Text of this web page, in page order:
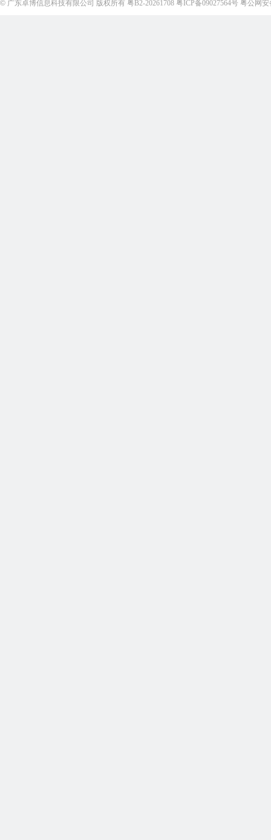
© 广东卓博信息科技有限公司 版权所有 粤B2-20261708 粤ICP备09027564号 粤公网安